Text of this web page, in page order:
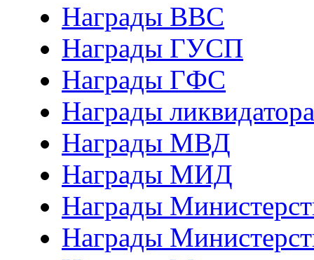
Награды ВВС
Награды ГУСП
Награды ГФС
Награды
Награды МВД
Награды МИД
Награды
Награды